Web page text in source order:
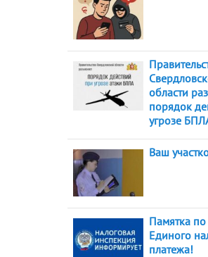
области
порядок
угрозе
Ваш
Памятка по
Единого
платежа!